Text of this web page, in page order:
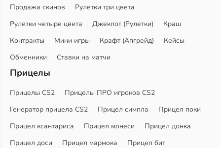
Продажа скинов
Рулетки три цвета
Рулетки четыре цвета
Джекпот (Рулетки)
Краш
Контракты
Мини игры Крафт (Апгрейд)
Кейсы
Обменники
Ставки на матчи
Прицелы
Прицелы CS2
Прицелы ПРО игроков CS2
Генератор прицела CS2
Прицел симпла
Прицел поки
Прицел ксантариса
Прицел монеси
Прицел донка
Прицел доси
Прицел мармока
Прицел бит